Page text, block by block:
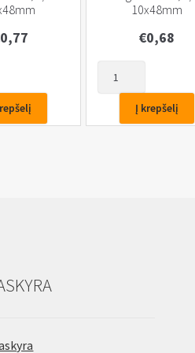
0,77
10x48mm
€0,68
antgalis
Į krepšelį